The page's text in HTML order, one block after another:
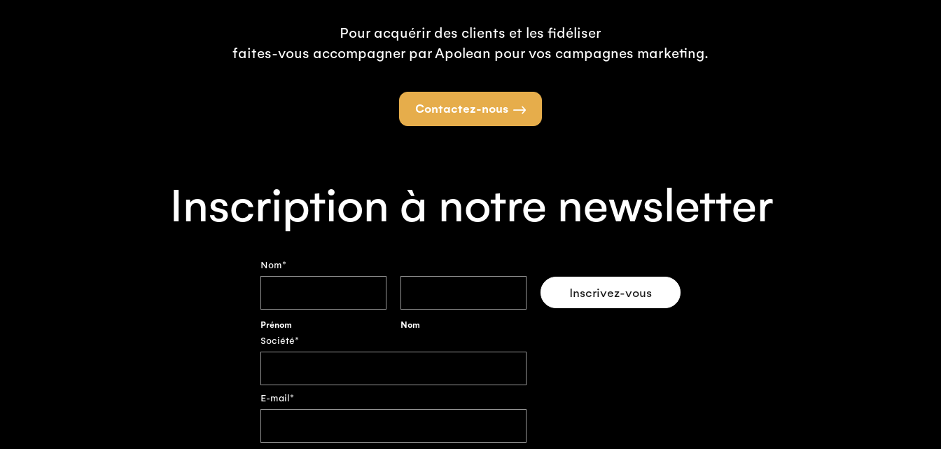
Pour acquérir des clients et les fidéliser
faites-vous accompagner par Apolean pour vos campagnes marketing.
Contactez-nous
Inscription à notre newsletter
Nom*
Prénom
Nom
Société*
E-mail*